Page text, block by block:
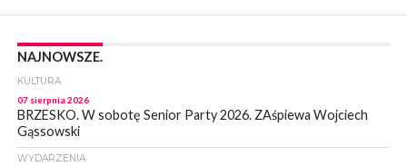
NAJNOWSZE.
KULTURA
07 sierpnia 2026
BRZESKO. W sobotę Senior Party 2026. ZAśpiewa Wojciech
Gąssowski
WYDARZENIA